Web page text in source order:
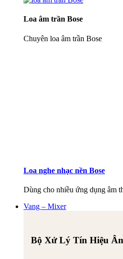
Loa âm trần Bose
Chuyên loa âm trần Bose
Loa nghe nhạc nền Bose
Dùng cho nhiều ứng dụng âm
Vang – Mixer
Bộ Xử Lý Tín Hiệu